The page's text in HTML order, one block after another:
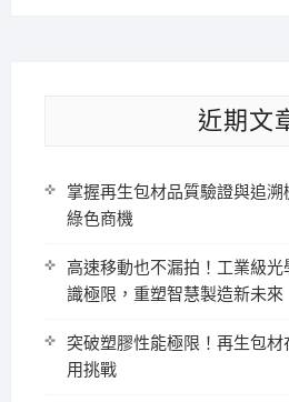
近期文
掌握再生包材品質驗證與追
綠色商機
高速移動也不漏拍！工業級
識極限，重塑智慧製造新未來
突破塑膠性能極限！再生包
用挑戰